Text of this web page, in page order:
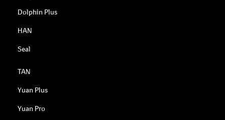
Dolphin Plus
HAN
Seal
TAN
Yuan Plus
Yuan Pro